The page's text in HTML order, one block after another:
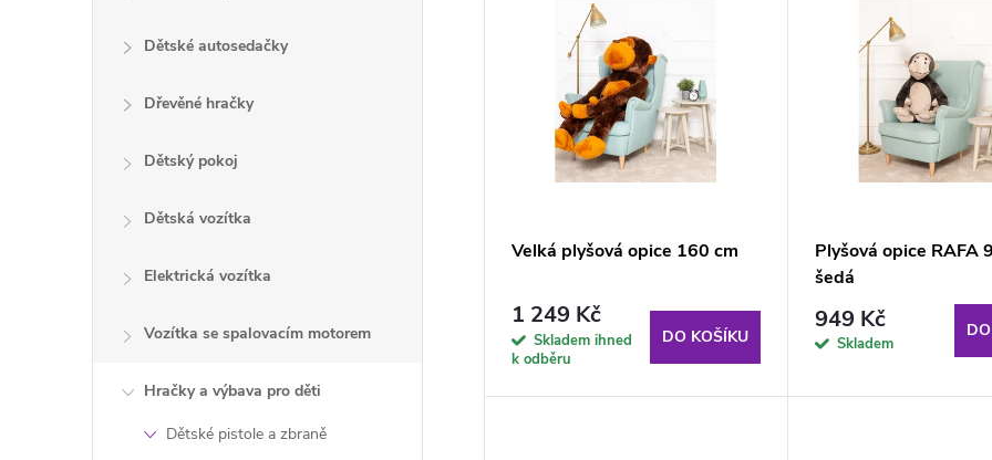
Dětské autosedačky
Dřevěné hračky
Dětský pokoj
Dětská vozítka
Elektrická vozítka
Vozítka se spalovacím motorem
Hračky a výbava pro děti
Dětské pistole a zbraně
u
Velká plyšová opice 160 cm
1 249 Kč
Skladem ihned
k odběru
DO KOŠÍKU
Plyšová opice RAFA
šedá
949 Kč
Skladem